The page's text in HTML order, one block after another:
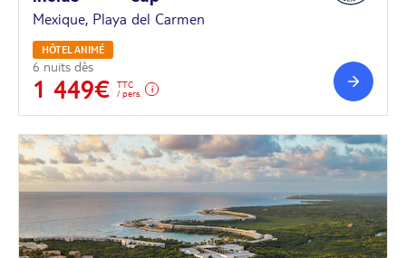
Mexique, Playa del Carmen
HÔTEL ANIMÉ
6 nuits dès
1 449€
TTC
/ pers.